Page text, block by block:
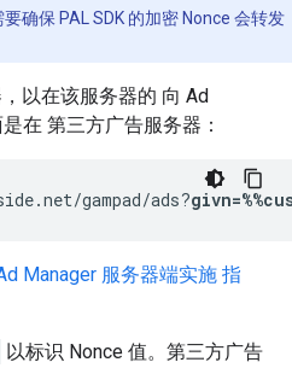
确保 PAL SDK 的加密 Nonce 会转发
以在该服务器的 向 Ad
在 第三方广告服务器：
gampad/ads?
Manager 服务器端实施 指
以标识 Nonce 值。第三方广告